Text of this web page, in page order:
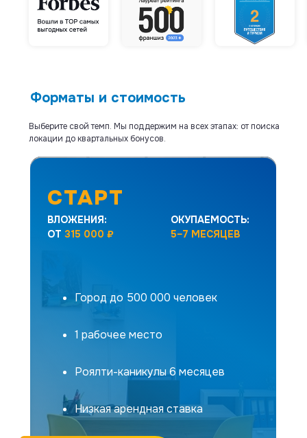
Форматы и стоимость
Выберите свой темп. Мы поддержим на всех этапах: от поиска
локации до квартальных бонусов.
быстрой окупаемостью
Город до 500 000 человек
1 рабочее место
Роялти-каникулы 6 месяцев
Низкая арендная ставка
СТАРТ
ВЛОЖЕНИЯ:
ОТ 315 000 ₽
ОКУПАЕМОСТЬ:
5–7 МЕСЯЦЕВ